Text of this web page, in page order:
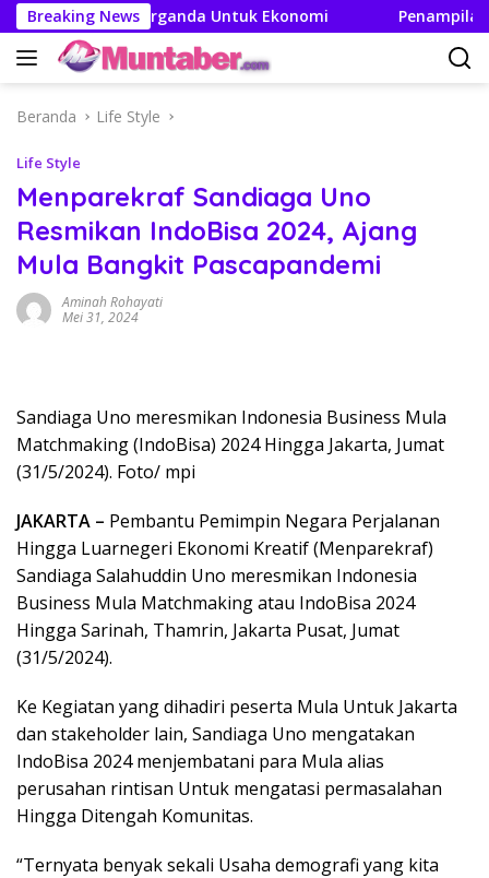
Langsung
ke
konten
Breaking News
Efek Berganda Untuk Ekonomi Penampilan dan
Beranda Life Style
Life Style
Menparekraf Sandiaga Uno
Resmikan IndoBisa 2024, Ajang
Mula Bangkit Pascapandemi
Aminah Rohayati
Mei 31, 2024
Sandiaga Uno meresmikan Indonesia Business Mula
Matchmaking (IndoBisa) 2024 Hingga Jakarta, Jumat
(31/5/2024). Foto/ mpi
JAKARTA – Pembantu Pemimpin Negara Perjalanan
Hingga Luarnegeri Ekonomi Kreatif (Menparekraf)
Sandiaga Salahuddin Uno meresmikan Indonesia
Business Mula Matchmaking atau IndoBisa 2024
Hingga Sarinah, Thamrin, Jakarta Pusat, Jumat
(31/5/2024).
Ke Kegiatan yang dihadiri peserta Mula Untuk Jakarta
dan stakeholder lain, Sandiaga Uno mengatakan
IndoBisa 2024 menjembatani para Mula alias
perusahan rintisan Untuk mengatasi permasalahan
Hingga Ditengah Komunitas.
“Ternyata benyak sekali Usaha demografi yang kita